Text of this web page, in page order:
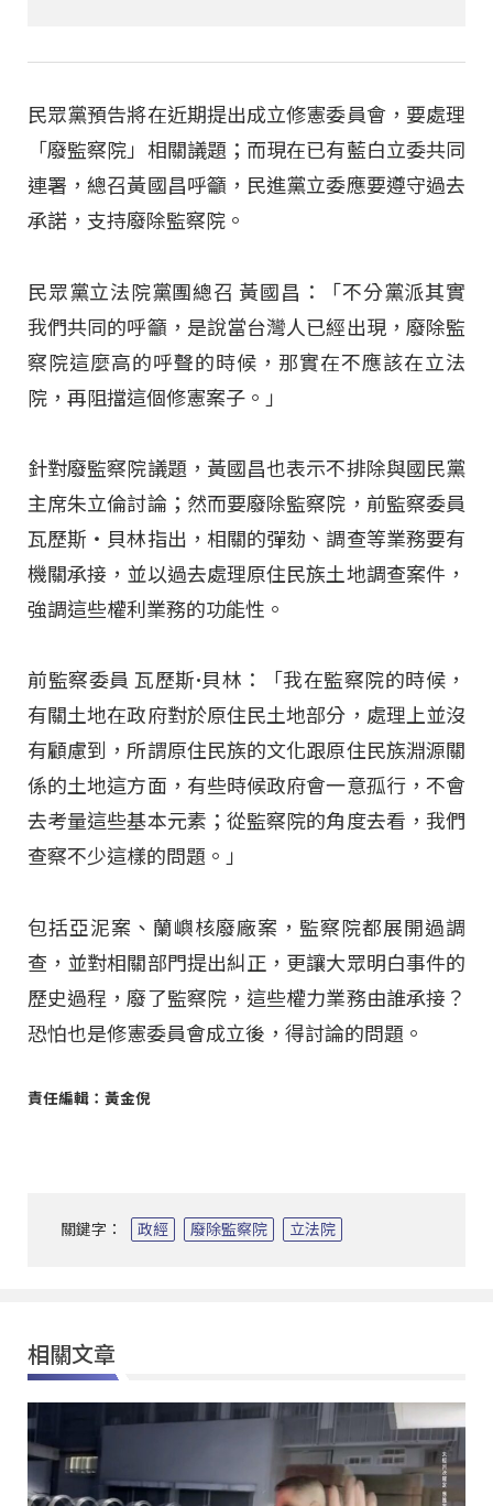
民眾黨預告將在近期提出成立修憲委員會，要處理
「廢監察院」相關議題；而現在已有藍白立委共同
連署，總召黃國昌呼籲，民進黨立委應要遵守過去
承諾，支持廢除監察院。
民眾黨立法院黨團總召 黃國昌：「不分黨派其實
我們共同的呼籲，是說當台灣人已經出現，廢除監
察院這麼高的呼聲的時候，那實在不應該在立法
院，再阻擋這個修憲案子。」
針對廢監察院議題，黃國昌也表示不排除與國民黨
主席朱立倫討論；然而要廢除監察院，前監察委員
瓦歷斯‧貝林指出，相關的彈劾、調查等業務要有
機關承接，並以過去處理原住民族土地調查案件，
強調這些權利業務的功能性。
前監察委員 瓦歷斯·貝林：「我在監察院的時候，
有關土地在政府對於原住民土地部分，處理上並沒
有顧慮到，所謂原住民族的文化跟原住民族淵源關
係的土地這方面，有些時候政府會一意孤行，不會
去考量這些基本元素；從監察院的角度去看，我們
查察不少這樣的問題。」
包括亞泥案、蘭嶼核廢廠案，監察院都展開過調
查，並對相關部門提出糾正，更讓大眾明白事件的
歷史過程，廢了監察院，這些權力業務由誰承接？
恐怕也是修憲委員會成立後，得討論的問題。
責任編輯：黃金倪
關鍵字： 政經 廢除監察院 立法院
相關文章